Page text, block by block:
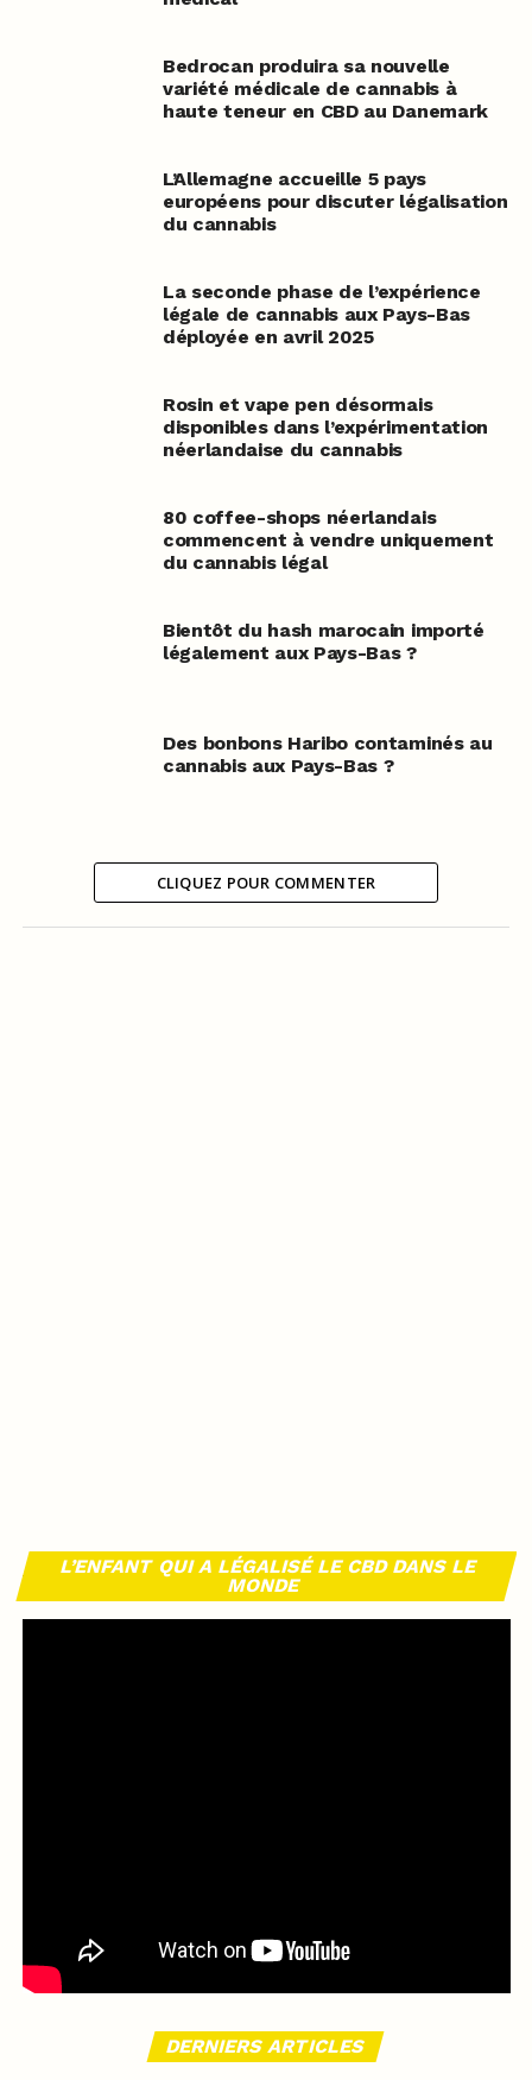
Bedrocan produira sa nouvelle
variété médicale de cannabis à
haute teneur en CBD au Danemark
L’Allemagne accueille 5 pays
européens pour discuter légalisation
du cannabis
La seconde phase de l’expérience
légale de cannabis aux Pays-Bas
déployée en avril 2025
Rosin et vape pen désormais
disponibles dans l’expérimentation
néerlandaise du cannabis
80 coffee-shops néerlandais
commencent à vendre uniquement
du cannabis légal
Bientôt du hash marocain importé
légalement aux Pays-Bas ?
Des bonbons Haribo contaminés au
cannabis aux Pays-Bas ?
CLIQUEZ POUR COMMENTER
L’ENFANT QUI A LÉGALISÉ LE CBD DANS LE
MONDE
DERNIERS ARTICLES